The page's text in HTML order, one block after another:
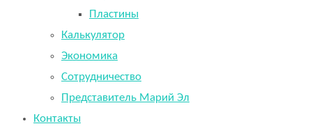
Пластины
Калькулятор
Экономика
Сотрудничество
Представитель Марий Эл
Контакты